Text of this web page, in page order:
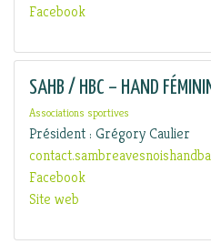
Facebook
SAHB / HBC – HAND
Associations sportives
Président : Grégory Caulier
Facebook
Site web